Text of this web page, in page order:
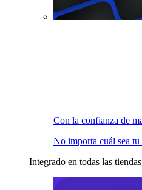
Con la confianza de
No importa cuál sea
Integrado en todas las tiendas